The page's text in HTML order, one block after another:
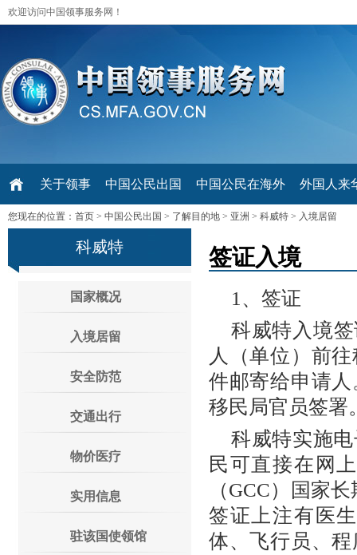
欢迎访问中国领事服务网！
关于领事 中国公民出国 中国公民在海外 外国人来
您现在的位置： 首页 > 中国公民出国 > 了解目的地 > 亚洲 > 科威特 > 入境居留
科威特
国家概况
入境居留
安全防范
交通出行
物价医疗
实用信息
驻该国使领馆
签证入境
1、签证
科威特入境
人（单位）前
件邮寄给申请
移民局官员签署
科威特实施
民可直接在网
（GCC）国家
签证上注有医
体、飞行员、